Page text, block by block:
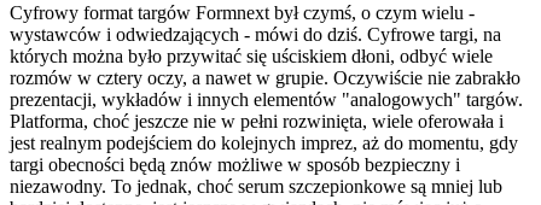
Cyfrowy format targów Formnext był czymś, o czym wielu -
wystawców i odwiedzających - mówi do dziś. Cyfrowe targi, na
których można było przywitać się uściskiem dłoni, odbyć wiele
rozmów w cztery oczy, a nawet w grupie. Oczywiście nie zabrakło
prezentacji, wykładów i innych elementów "analogowych" targów.
Platforma, choć jeszcze nie w pełni rozwinięta, wiele oferowała i
jest realnym podejściem do kolejnych imprez, aż do momentu, gdy
targi obecności będą znów możliwe w sposób bezpieczny i
niezawodny. To jednak, choć serum szczepionkowe są mniej lub